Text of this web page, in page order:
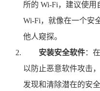
所的 Wi-Fi，建议使
Wi-Fi，就像在一个安
他人窥探。
安装安全软件：
以防止恶意软件攻击
发现和清除潜在的安